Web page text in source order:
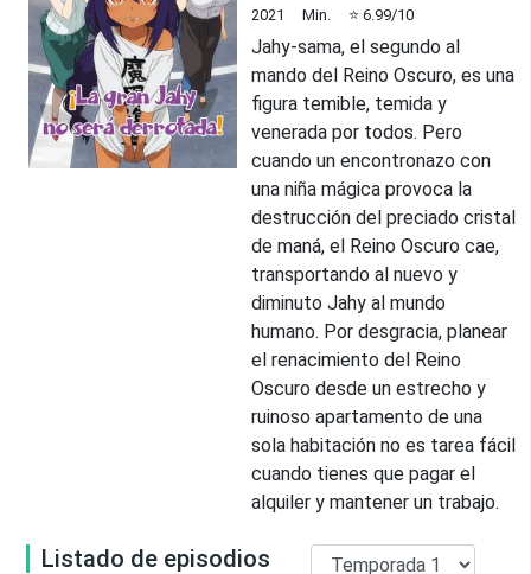
2021 Min. ⭐ 6.99/10
Jahy-sama, el segundo al
mando del Reino Oscuro, es una
figura temible, temida y
venerada por todos. Pero
cuando un encontronazo con
una niña mágica provoca la
destrucción del preciado cristal
de maná, el Reino Oscuro cae,
transportando al nuevo y
diminuto Jahy al mundo
humano. Por desgracia, planear
el renacimiento del Reino
Oscuro desde un estrecho y
ruinoso apartamento de una
sola habitación no es tarea fácil
cuando tienes que pagar el
alquiler y mantener un trabajo.
Listado de episodios